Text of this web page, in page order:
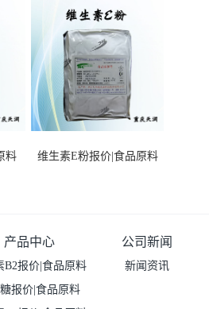
料 维生素E粉报价|食品原料
产品中心
B2报价|食品原料
报价|食品原料
公司新闻
新闻资讯